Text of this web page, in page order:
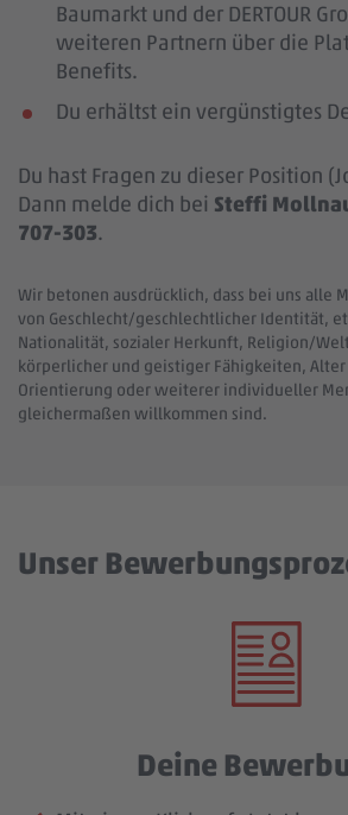
Baumarkt und der DERTOUR
weiteren Partnern über die
Benefits.
Du erhältst ein vergünstigtes
Du hast Fragen zu dieser Position
Dann melde dich bei Steffi
707-303.
Wir betonen ausdrücklich, dass bei uns alle
von Geschlecht/geschlechtlicher Identität,
Nationalität, sozialer Herkunft, Religion/
körperlicher und geistiger Fähigkeiten,
Orientierung oder weiterer individueller
gleichermaßen willkommen sind.
Unser
Deine